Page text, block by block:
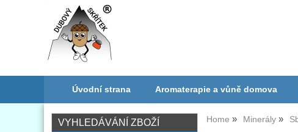
Úvodní strana Aromaterapie a vůně domova
Home Minerály
VYHLEDÁVÁNÍ ZBOŽÍ